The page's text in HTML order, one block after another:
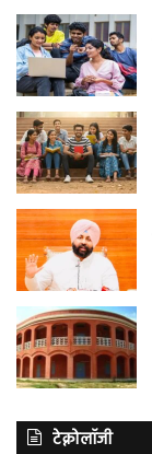
टेक्नोलॉजी